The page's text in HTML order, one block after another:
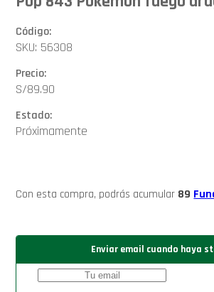
Código:
SKU: 56308
Precio:
S/89.90
Estado:
Próximamente
Con esta compra, podrás acumular 89
Enviar email cuando haya